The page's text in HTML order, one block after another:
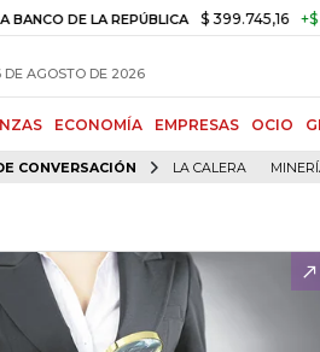
LA REPÚBLICA $ 399.745,16 +$ 2.295,71
DE AGOSTO DE 2026
ECONOMÍA EMPRESAS OCIO
CONVERSACIÓN LA CALERA